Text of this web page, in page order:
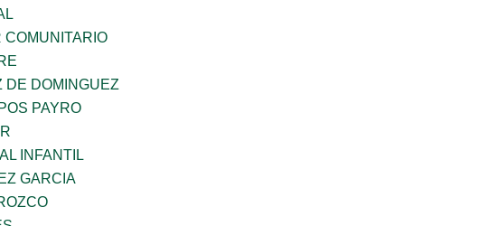
COMUNITARIO
DE DOMINGUEZ
PAYRO
INFANTIL
GARCIA